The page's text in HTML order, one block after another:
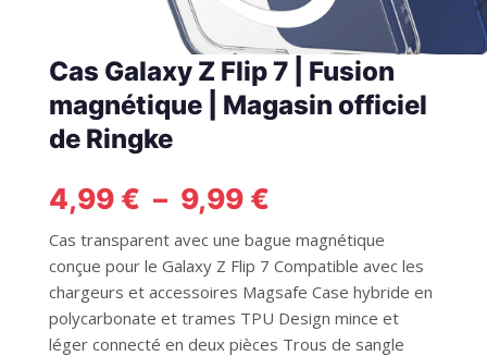
Cas Galaxy Z Flip 7 | Fusion
magnétique | Magasin officiel
de Ringke
4,99 € – 9,99 €Plage
prix :
4,99 €
à
9,99 €
Cas transparent avec une bague magnétique
conçue pour le Galaxy Z Flip 7 Compatible avec les
chargeurs et accessoires Magsafe Case hybride en
polycarbonate et trames TPU Design mince et
léger connecté en deux pièces Trous de sangle